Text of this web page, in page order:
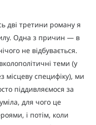
дві третини роману я
Одна з причин — в
не відбувається.
теми (у
місцеву специфіку), ми
піддивляємося за
для чого це
і потім, коли